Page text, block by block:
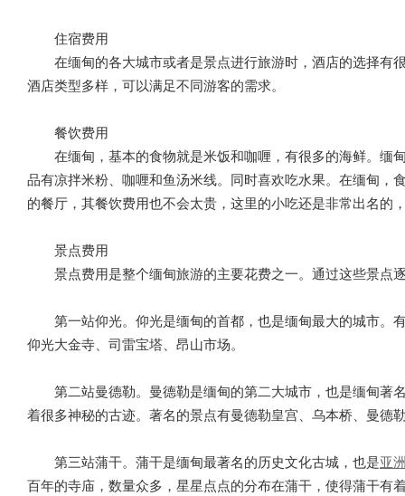
住宿费用
在缅甸的各大城市或者是景点进行旅游时，酒店的选择有
酒店类型多样，可以满足不同游客的需求。
餐饮费用
在缅甸，基本的食物就是米饭和咖喱，有很多的海鲜。缅
品有凉拌米粉、咖喱和鱼汤米线。同时喜欢吃水果。在缅甸，
的餐厅，其餐饮费用也不会太贵，这里的小吃还是非常出名的
景点费用
景点费用是整个缅甸旅游的主要花费之一。通过这些景点
第一站仰光。仰光是缅甸的首都，也是缅甸最大的城市。
仰光大金寺、司雷宝塔、昂山市场。
第二站曼德勒。曼德勒是缅甸的第二大城市，也是缅甸著
着很多神秘的古迹。著名的景点有曼德勒皇宫、乌本桥、曼德
第三站蒲干。蒲干是缅甸最著名的历史文化古城，也是亚
百年的寺庙，数量众多，星星点点的分布在蒲干，使得蒲干有